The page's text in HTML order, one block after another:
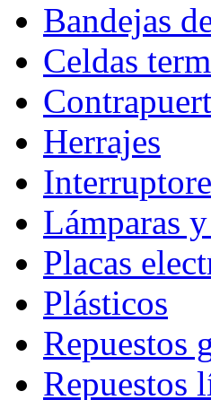
Bandejas
Celdas
Herrajes
Lámparas
Placas
Plásticos
Repuestos
Repuestos